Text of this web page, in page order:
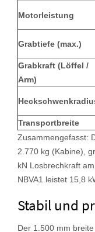
Motorleistung
Grabtiefe (max.)
Grabkraft (Löffel /
Arm)
Transportbreite
Zusammengefasst:
2.770 kg (Kabine),
kN Losbrechkraft
NBVA1 leistet 15,8
Stabil und
Der 1.500 mm